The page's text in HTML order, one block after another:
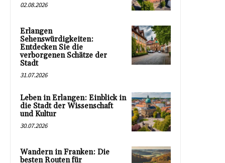
02.08.2026
Erlangen
Sehenswürdigkeiten:
Entdecken Sie die
verborgenen Schätze der
Stadt
31.07.2026
Leben in Erlangen: Einblick in
die Stadt der Wissenschaft
und Kultur
30.07.2026
Wandern in Franken: Die
besten Routen für